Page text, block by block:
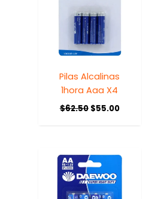
Pilas Alcalinas
1hora Aaa X4
$62.50 $55.00